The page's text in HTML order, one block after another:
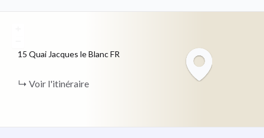
15 Quai Jacques le BlancFR
Voir l'itinéraire